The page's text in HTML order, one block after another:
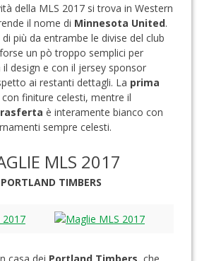
della MLS 2017 si trova in Western
il nome di Minnesota United.
più da entrambe le divise del club
un pò troppo semplici per
design e con il jersey sponsor
ai restanti dettagli. La prima
finiture celesti, mentre il
è interamente bianco con
sempre celesti.
MLS 2017
PORTLAND TIMBERS